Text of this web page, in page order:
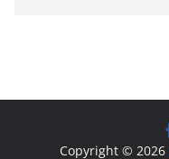
Copyright © 2026